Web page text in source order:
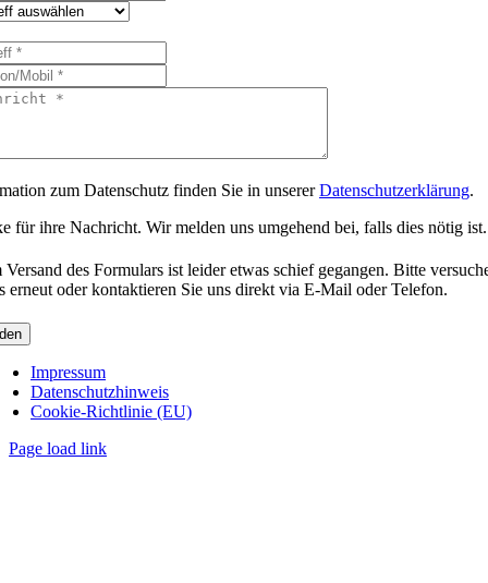
zum Datenschutz finden Sie in unsererDatenschutzerklärung.
für ihre Nachricht. Wir melden uns umgehend bei, falls dies nötig ist.
Versand des Formulars ist leider etwas schief gegangen. Bitte
erneut oder kontaktieren Sie uns direkt via E-Mail oder Telefon.
Impressum
Datenschutzhinweis
Cookie-Richtlinie (EU)
Page load link